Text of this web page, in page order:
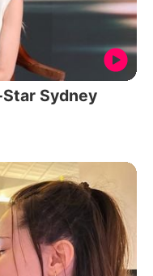
Sydney